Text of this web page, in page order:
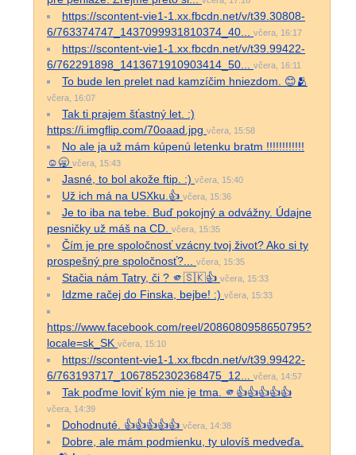
https://scontent-vie1-1.xx.fbcdn.net/v/t39.30808-
6/763374747_1437099931810374_40...
včera, 16:17
https://scontent-vie1-1.xx.fbcdn.net/v/t39.99422-
6/762291898_1413671910903414_50...
včera, 16:11
To bude len prelet nad kamzíčim hniezdom. 😊🫂
včera, 16:07
Tak ti prajem šťastný let. :)
https://i.imgflip.com/70oaad.jpg včera, 15:58
No ale ja už mám kúpenú letenku bratm !!!!!!!!!!!!
☺️🥱 včera, 15:43
Jasné, to bol akože ftip. :) včera, 15:40
Už ich má na USXku.👍 včera, 15:36
Je to iba na tebe. Buď pokojný a odvážny. Údajne
pesničky už máš na CD.
včera, 15:35
Čím je pre spoločnosť vzácny tvoj život? Ako si ty
prospešný pre spoločnosť?...
včera, 15:35
Stačia nám Tatry, či ? 🫵🇸🇰👍 včera, 15:33
Idzme račej do Finska, bejbe! :) včera, 15:33
https://www.facebook.com/reel/2086080958650795?
locale=sk_SK včera, 15:10
https://scontent-vie1-1.xx.fbcdn.net/v/t39.99422-
6/763193717_1067852302368475_12...
včera, 14:57
Tak poďme loviť kým nie je tma. 🫵👍👍👍👍👍
včera, 14:39
Dohodnuté. 👍👍👍👍👍 včera, 14:38
Dobre, ale mám podmienku, ty ulovíš medveďa.